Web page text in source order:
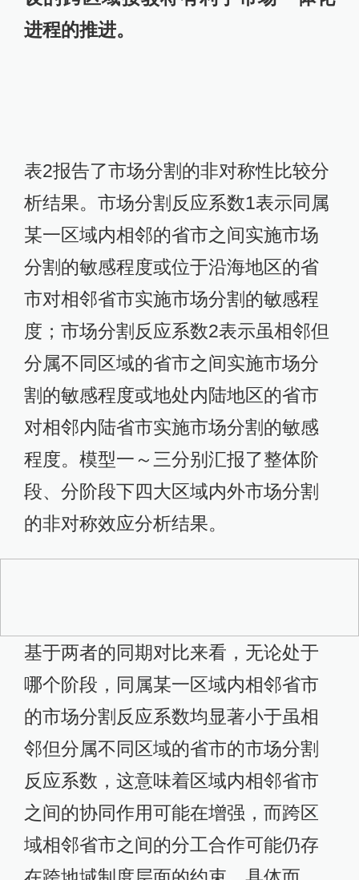
分割的敏感程度或位于沿海地区的省
市对相邻省市实施市场分割的敏感程
对相邻内陆省市实施市场分割的敏感
程度。模型一～三分别汇报了整体阶
段、分阶段下四大区域内外市场分割
的非对称效应分析结果。
基于两者的同期对比来看，无论处于
哪个阶段，同属某一区域内相邻省市
的市场分割反应系数均显著小于虽相
邻但分属不同区域的省市的市场分割
反应系数，这意味着区域内相邻省市
言，国家区域发展战略的实施，促进
区域内的省市共享相似的优惠政策，
并为实现各自区域共同的经济发展目
标而努力，这就促使地方政府在城市
发展的政策制定上往往优先于本区域
内省市之间的合作，而忽视了不同区
域的相邻省市之间的合作。